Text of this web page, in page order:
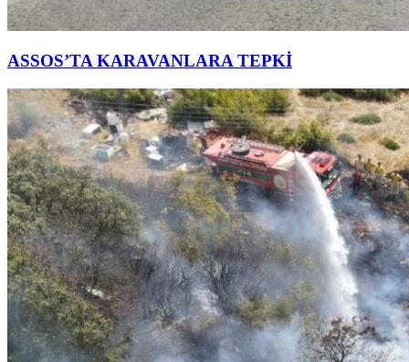
ASSOS’TA KARAVANLARA TEPKİ